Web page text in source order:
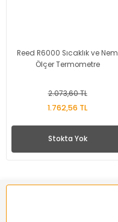
Reed R6000 Sıcaklık ve Nem
Ölçer Termometre
2.073,60 TL
1.762,56 TL
Stokta Yok